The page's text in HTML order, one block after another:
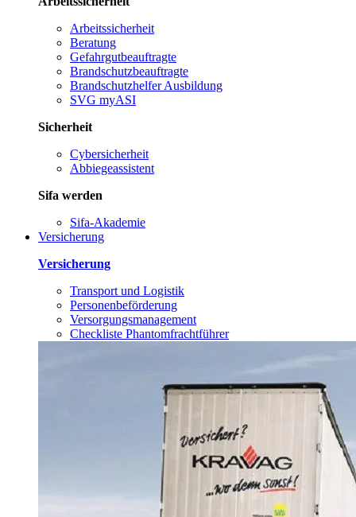
Arbeitssicherheit
Beratung
Gefahrgutbeauftragte
Brandschutzbeauftragte
Brandschutzhelfer Ausbildung
SVG myASI
Sicherheit
Cybersicherheit
Abbiegeassistent
Sifa werden
Sifa-Akademie
Versicherung
Versicherung
Transport und Logistik
Personenbeförderung
Versorgungsmanagement
Checkliste Phantomfrachtführer